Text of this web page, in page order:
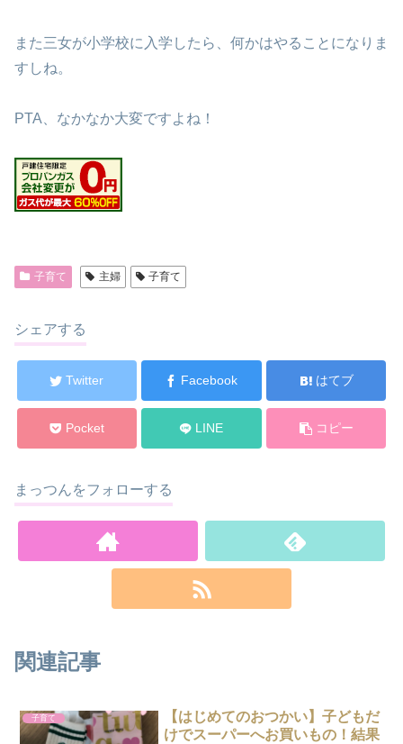
また三女が小学校に入学したら、何かはやることになりま
すしね。
PTA、なかなか大変ですよね！
子育て 主婦 子育て
シェアする
Twitter Facebook はてブ
Pocket LINE コピー
まっつんをフォローする
関連記事
子育て
【はじめてのおつかい】子どもだ
けでスーパーへお買いもの！結果